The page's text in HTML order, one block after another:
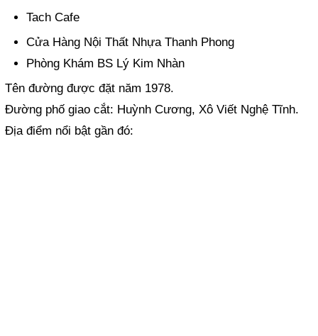
Tach Cafe
Cửa Hàng Nội Thất Nhựa Thanh Phong
Phòng Khám BS Lý Kim Nhàn
Tên đường được đặt năm 1978.
Đường phố giao cắt: Huỳnh Cương, Xô Viết Nghệ Tĩnh.
Địa điểm nổi bật gần đó: